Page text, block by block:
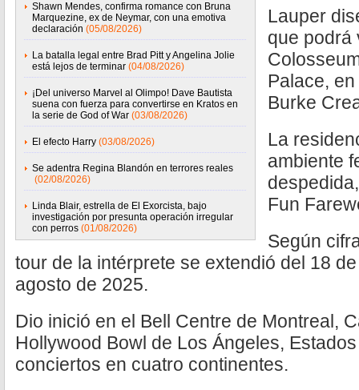
Shawn Mendes, confirma romance con Bruna
Marquezine, ex de Neymar, con una emotiva
declaración (05/08/2026)
La batalla legal entre Brad Pitt y Angelina Jolie
está lejos de terminar (04/08/2026)
¡Del universo Marvel al Olimpo! Dave Bautista
suena con fuerza para convertirse en Kratos en
la serie de God of War (03/08/2026)
El efecto Harry (03/08/2026)
Se adentra Regina Blandón en terrores reales
(02/08/2026)
Linda Blair, estrella de El Exorcista, bajo
investigación por presunta operación irregular
con perros (01/08/2026)
Lauper
que podrá
Palace,
Burke
La
ambiente
Fun
Según
tour de la intérprete se extendió del 18
agosto de 2025.
Dio inició en el Bell Centre de Montreal,
Hollywood Bowl de Los Ángeles,
conciertos en cuatro continentes.